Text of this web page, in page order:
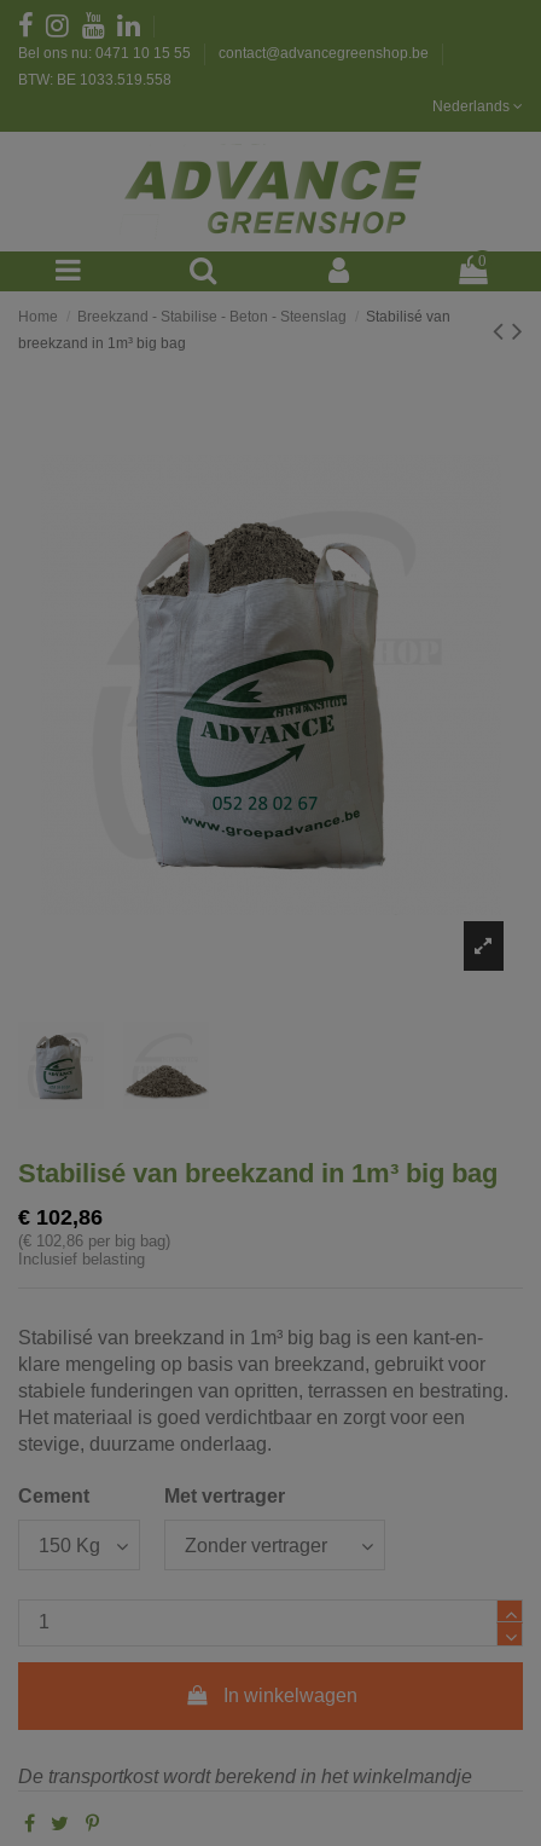
Bel ons nu: 0471 10 15 55
contact@advancegreenshop.be
BTW: BE 1033.519.558
Nederlands
0
Home Breekzand - Stabilise - Beton - Steenslag
Stabilisé van
breekzand in 1m³ big bag
Stabilisé van breekzand in 1m³ big bag
€ 102,86
(€ 102,86 per big bag)
Inclusief belasting
Stabilisé van breekzand in 1m³ big bag is een kant-en-
klare mengeling op basis van breekzand, gebruikt voor
stabiele funderingen van opritten, terrassen en bestrating.
Het materiaal is goed verdichtbaar en zorgt voor een
stevige, duurzame onderlaag.
Cement Met vertrager
In winkelwagen
De transportkost wordt berekend in het winkelmandje